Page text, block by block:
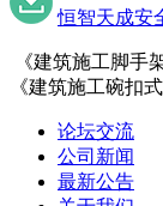
恒智天成安
《建筑施工脚手
《建筑施工碗扣
论坛交流
公司新闻
最新公告